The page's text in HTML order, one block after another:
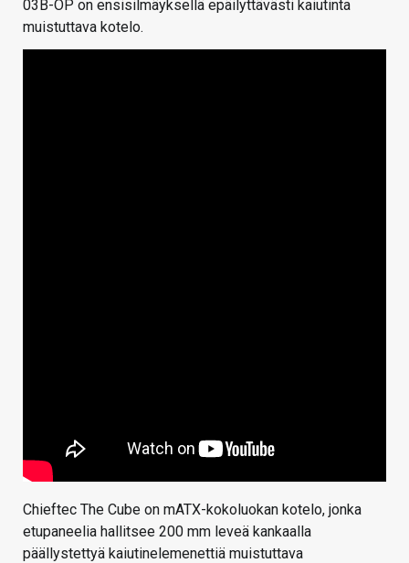
03B-OP on ensisilmäyksellä epäilyttävästi kaiutinta
muistuttava kotelo.
Chieftec The Cube on mATX-kokoluokan kotelo, jonka
etupaneelia hallitsee 200 mm leveä kankaalla
päällystettyä kaiutinelemenettiä muistuttava